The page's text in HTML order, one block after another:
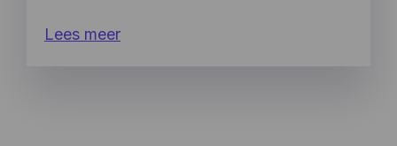
Lees meer